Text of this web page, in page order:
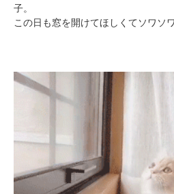
子。
この日も窓を開けてほしくてソワソ